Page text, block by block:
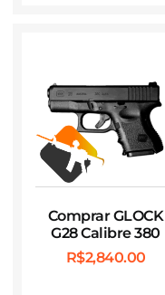
Comprar GLOCK
G28 Calibre 380
R$2,840.00